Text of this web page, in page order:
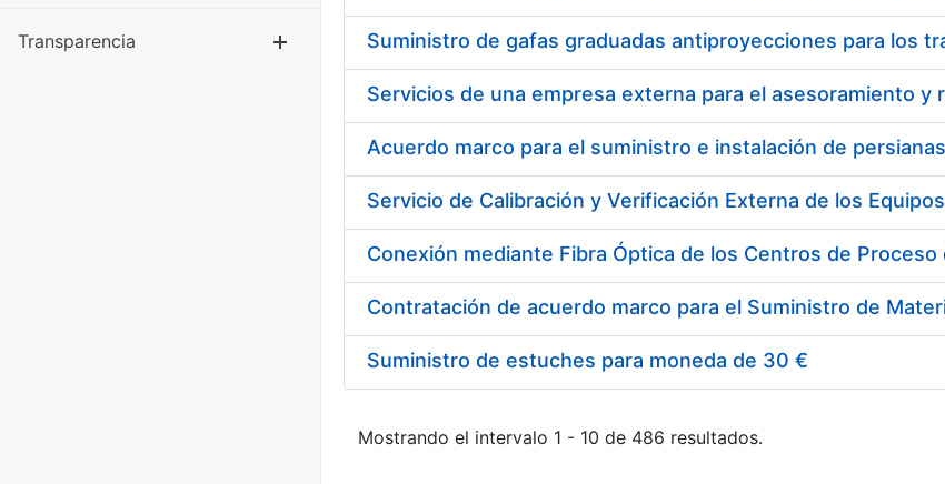
Transparencia Mostrar/Ocultar
Acuerdo marco para el suministro e instalación de
Suministro de estuches para moneda de 30 €
Mostrando el intervalo 1 - 10 de 486 resultados.